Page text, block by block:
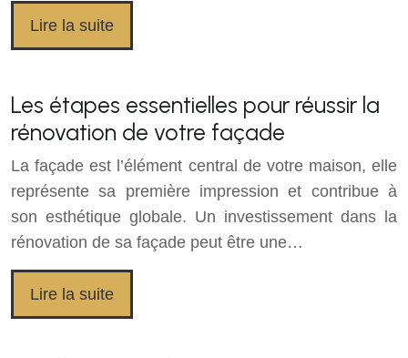
Lire la suite
Les étapes essentielles pour réussir la
rénovation de votre façade
La façade est l’élément central de votre maison, elle
représente sa première impression et contribue à
son esthétique globale. Un investissement dans la
rénovation de sa façade peut être une…
Lire la suite